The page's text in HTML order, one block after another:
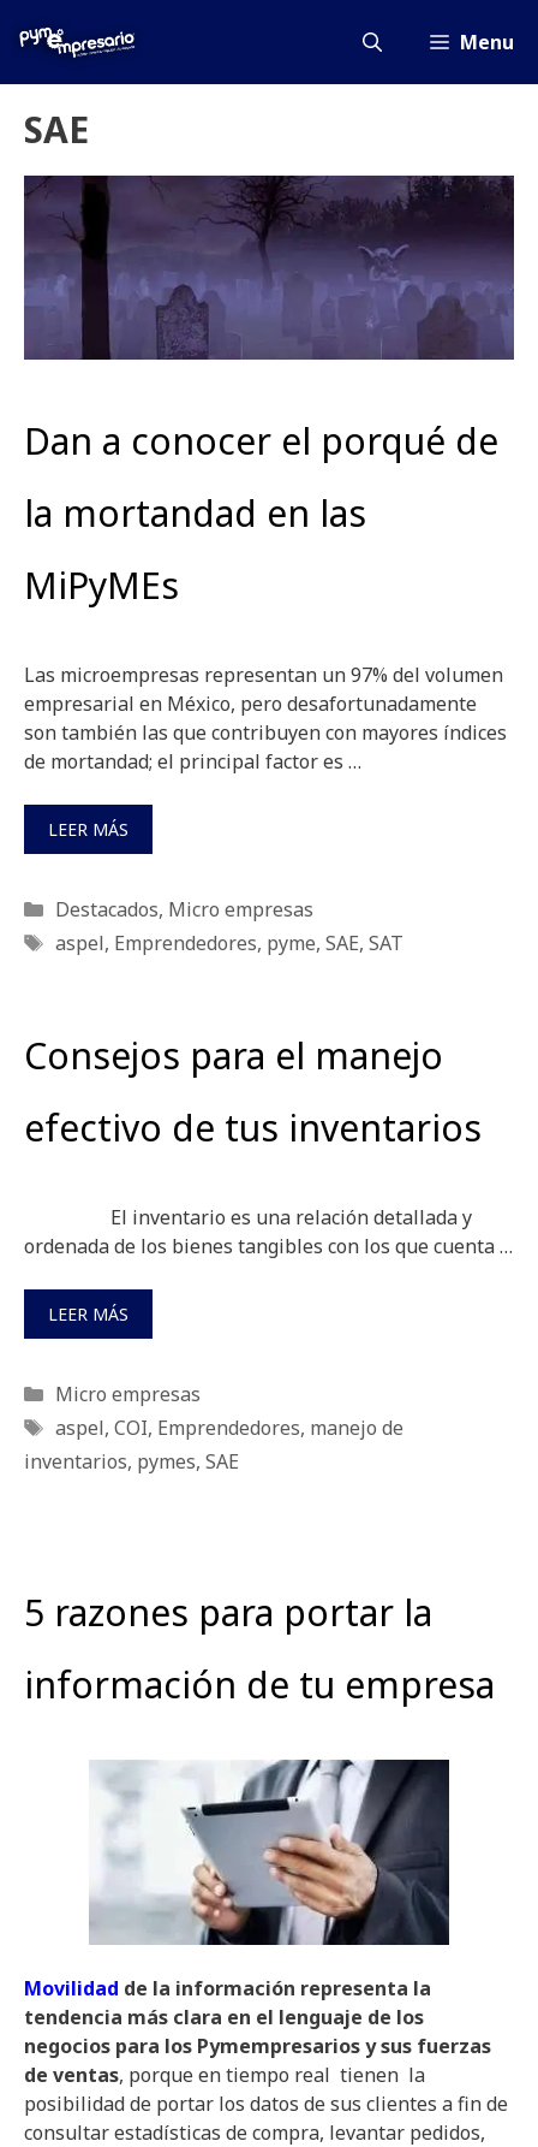
Menu
SAE
Dan a conocer el porqué de
la mortandad en las
MiPyMEs
Las microempresas representan un 97% del volumen
empresarial en México, pero desafortunadamente
son también las que contribuyen con mayores índices
de mortandad; el principal factor es …
LEER MÁS
Categorías
Destacados, Micro empresas
Etiquetas
aspel, Emprendedores, pyme, SAE, SAT
Consejos para el manejo
efectivo de tus inventarios
El inventario es una relación detallada y
ordenada de los bienes tangibles con los que cuenta …
LEER MÁS
Categorías
Micro empresas
Etiquetas
aspel, COI, Emprendedores, manejo de
inventarios, pymes, SAE
5 razones para portar la
información de tu empresa
Movilidad de la información representa la
tendencia más clara en el lenguaje de los
negocios para los Pymempresarios y sus fuerzas
de ventas, porque en tiempo real tienen la
posibilidad de portar los datos de sus clientes a fin de
consultar estadísticas de compra, levantar pedidos,